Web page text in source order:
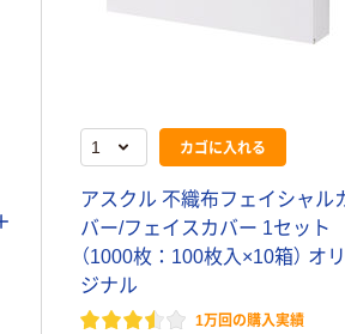
カゴに入れる
アスクル 不織布フェイシャル
バー/フェイスカバー 1セット
（1000枚：100枚入×10箱） オリ
ジナル
1万回の購入実績